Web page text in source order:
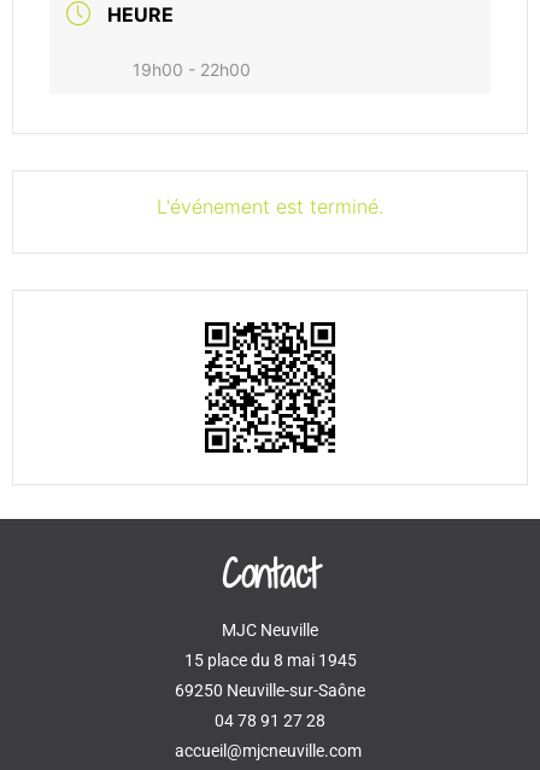
HEURE
19h00 - 22h00
L'événement est terminé.
Contact
MJC Neuville
15 place du 8 mai 1945
69250 Neuville-sur-Saône
04 78 91 27 28
accueil@mjcneuville.com